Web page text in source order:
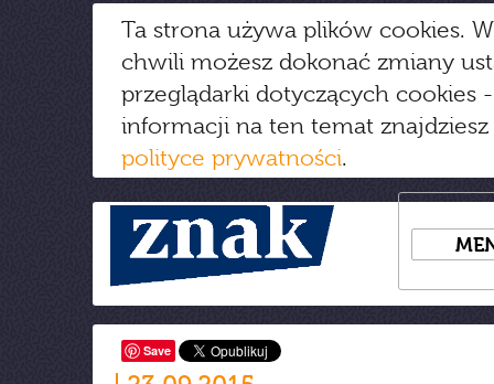
Ta strona używa plików cookies.
chwili możesz dokonać zmiany
przeglądarki dotyczących cookies
informacji na ten temat
polityce prywatności.
Save